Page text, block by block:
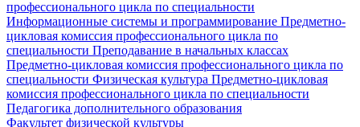
профессионального цикла по специальности
Информационные системы и программирование Предметно-
цикловая комиссия профессионального цикла по
специальности Преподавание в начальных классах
Предметно-цикловая комиссия профессионального цикла по
специальности Физическая культура Предметно-цикловая
комиссия профессионального цикла по специальности
Педагогика дополнительного образования
Факультет физической культуры